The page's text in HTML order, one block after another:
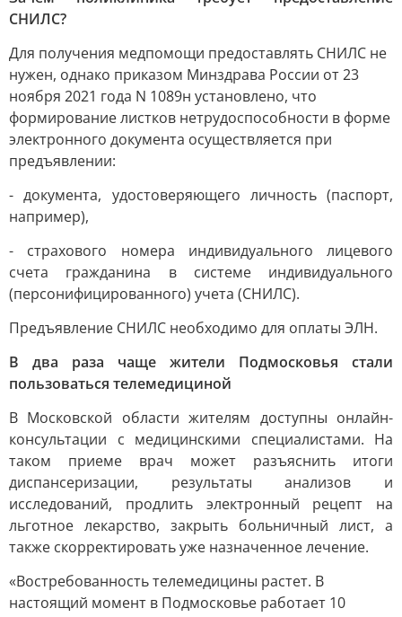
СНИЛС?
Для получения медпомощи предоставлять СНИЛС не
нужен, однако приказом Минздрава России от 23
ноября 2021 года N 1089н установлено, что
формирование листков нетрудоспособности в форме
электронного документа осуществляется при
предъявлении:
- документа, удостоверяющего личность (паспорт,
например),
- страхового номера индивидуального лицевого
счета гражданина в системе индивидуального
(персонифицированного) учета (СНИЛС).
Предъявление СНИЛС необходимо для оплаты ЭЛН.
В два раза чаще жители Подмосковья стали
пользоваться телемедициной
В Московской области жителям доступны онлайн-
консультации с медицинскими специалистами. На
таком приеме врач может разъяснить итоги
диспансеризации, результаты анализов и
исследований, продлить электронный рецепт на
льготное лекарство, закрыть больничный лист, а
также скорректировать уже назначенное лечение.
«Востребованность телемедицины растет. В
настоящий момент в Подмосковье работает 10